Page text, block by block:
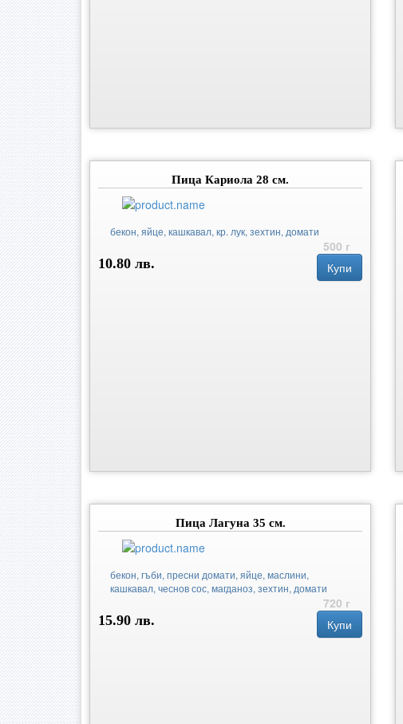
Пица Кариола 28 см.
бекон, яйце, кашкавал, кр. лук, зехтин, домати
500 г
10.80 лв.
Купи
Пица Лагуна 35 см.
бекон, гъби, пресни домати, яйце, маслини,
кашкавал, чеснов сос, магданоз, зехтин, домати
720 г
15.90 лв.
Купи